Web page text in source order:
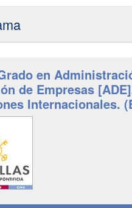
en
de Empresas
Internacionales.